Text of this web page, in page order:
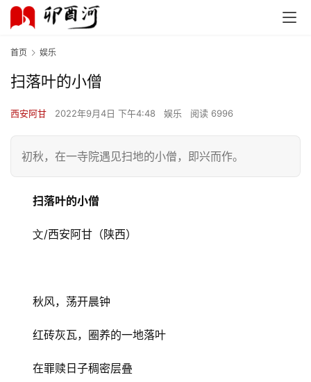
首页 娱乐
扫落叶的小僧
西安阿甘 2022年9月4日 下午4:48 娱乐 阅读 6996
初秋，在一寺院遇见扫地的小僧，即兴而作。
扫落叶的小僧
文/西安阿甘（陕西）
秋风，荡开晨钟
红砖灰瓦，圈养的一地落叶
在罪赎日子稠密层叠